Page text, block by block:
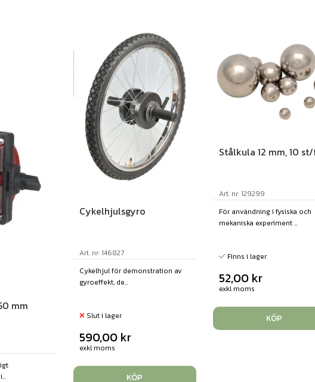
mm
Cykelhjulsgyro
Art. nr: 146827
Cykelhjul för demonstration av
gyroeffekt, de...
Slut i lager
590,00 kr
exkl moms
KÖP
Stålkula 12 mm, 10
Art. nr: 129299
För användning i fysiska och
mekaniska experiment ...
Finns i lager
52,00 kr
exkl moms
KÖP